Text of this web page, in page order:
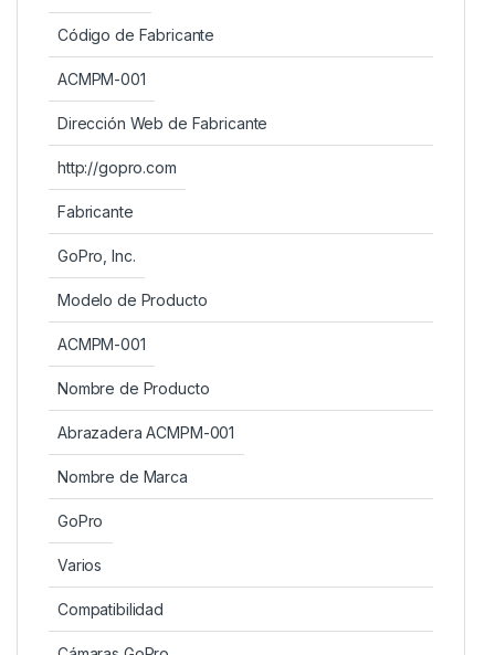
Código de Fabricante
ACMPM-001
Dirección Web de Fabricante
http://gopro.com
Fabricante
GoPro, Inc.
Modelo de Producto
ACMPM-001
Nombre de Producto
Abrazadera ACMPM-001
Nombre de Marca
GoPro
Varios
Compatibilidad